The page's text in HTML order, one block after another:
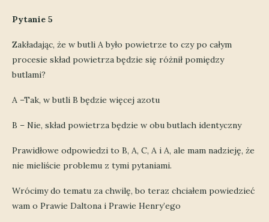
Pytanie 5
Zakładając, że w butli A było powietrze to czy po całym
procesie skład powietrza będzie się różnił pomiędzy
butlami?
A –Tak, w butli B będzie więcej azotu
B – Nie, skład powietrza będzie w obu butlach identyczny
Prawidłowe odpowiedzi to B, A, C, A i A, ale mam nadzieję, że
nie mieliście problemu z tymi pytaniami.
Wrócimy do tematu za chwilę, bo teraz chciałem powiedzieć
wam o Prawie Daltona i Prawie Henry’ego